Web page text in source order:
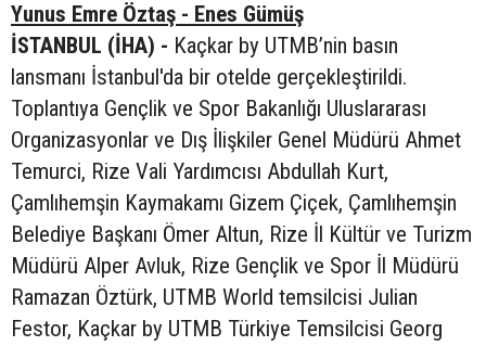
Yunus Emre Öztaş - Enes Gümüş
İSTANBUL (İHA) - Kaçkar by UTMB’nin basın
lansmanı İstanbul'da bir otelde gerçekleştirildi.
Toplantıya Gençlik ve Spor Bakanlığı Uluslararası
Organizasyonlar ve Dış İlişkiler Genel Müdürü Ahmet
Temurci, Rize Vali Yardımcısı Abdullah Kurt,
Çamlıhemşin Kaymakamı Gizem Çiçek, Çamlıhemşin
Belediye Başkanı Ömer Altun, Rize İl Kültür ve Turizm
Müdürü Alper Avluk, Rize Gençlik ve Spor İl Müdürü
Ramazan Öztürk, UTMB World temsilcisi Julian
Festor, Kaçkar by UTMB Türkiye Temsilcisi Georg